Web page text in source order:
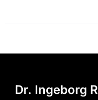
Dr. Ingeborg